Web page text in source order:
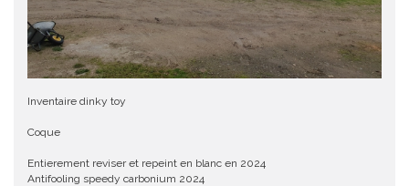
Inventaire dinky toy
Coque
Entierement reviser et repeint en blanc en 2024
Antifooling speedy carbonium 2024